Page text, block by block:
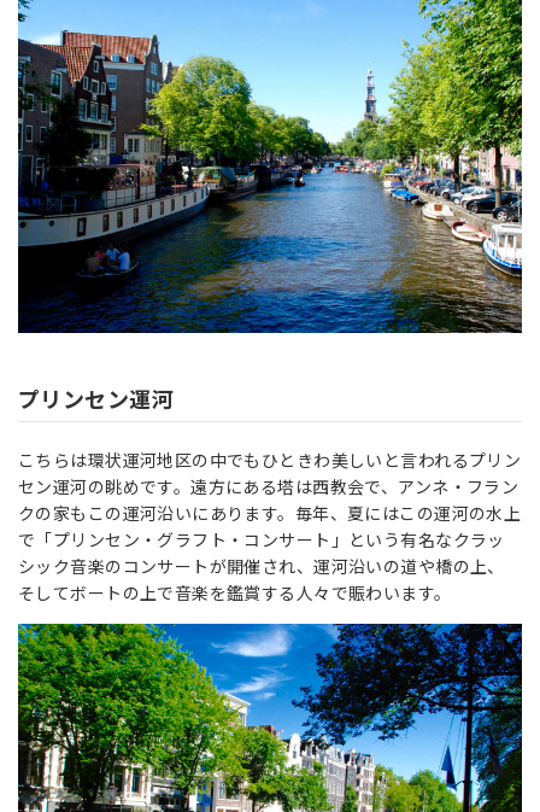
プリンセン運河
こちらは環状運河地区の中でもひときわ美しいと言われるプリン
セン運河の眺めです。遠方にある塔は西教会で、アンネ・フラン
クの家もこの運河沿いにあります。毎年、夏にはこの運河の水上
で「プリンセン・グラフト・コンサート」という有名なクラッ
シック音楽のコンサートが開催され、運河沿いの道や橋の上、
そしてボートの上で音楽を鑑賞する人々で賑わいます。